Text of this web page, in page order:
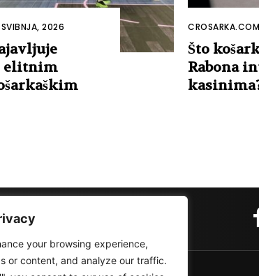
your browsing experience,
or content, and analyze our traffic.
2026
elitnim
CROSARKA.COM
Što
Rabona